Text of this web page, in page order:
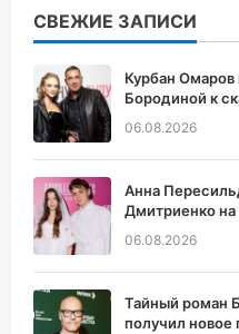
СВЕЖИЕ ЗАПИСИ
Курбан Омаров
Бородиной к
06.08.2026
Анна
Дмитриенко на
06.08.2026
Тайный роман
получил